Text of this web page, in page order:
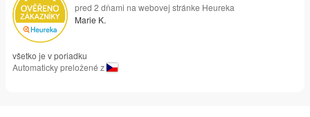
pred 2 dňami na webovej stránke Heureka
Marie K.
všetko je v poriadku
Automaticky preložené z